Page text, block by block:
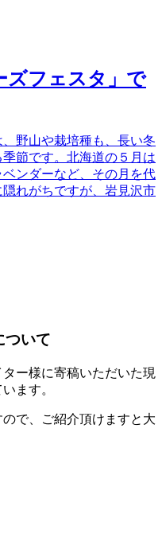
ズフェスタ」で
野山や栽培種も、長い冬
節です。北海道の５月は
ンダーなど、その月を代
れがちですが、岩見沢市
ついて
ー様に寄稿いただいた現
ます。
で、ご紹介頂けますと大